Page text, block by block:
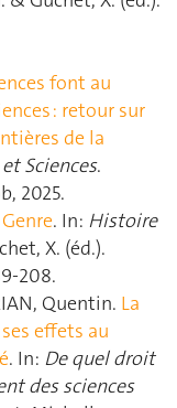
font au
: retour sur
de la
Sciences.
2025.
. In: Histoire
X. (éd.).
Quentin. La
effets au
. In: De quel droit
des sciences